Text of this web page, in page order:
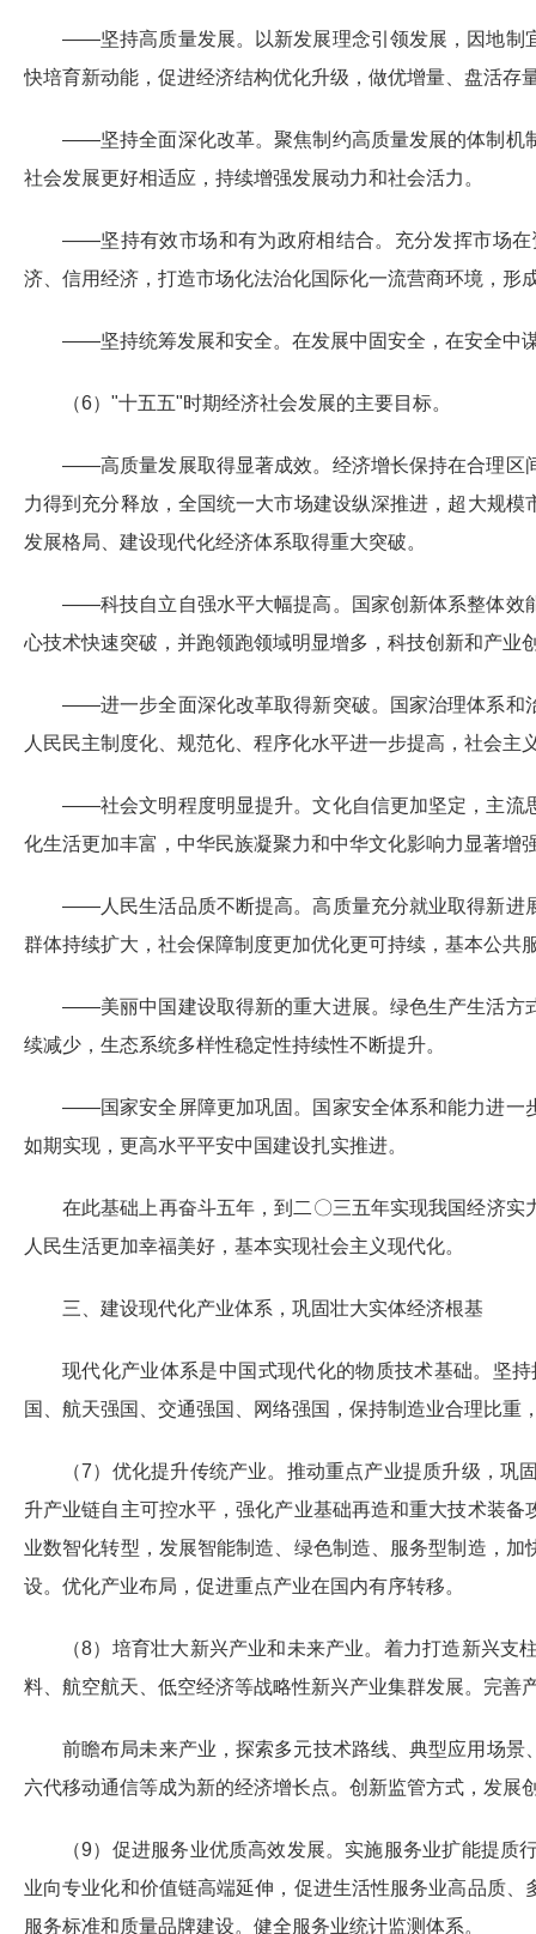
——坚持高质量发展。以新发展理念引领发展，因地制
快培育新动能，促进经济结构优化升级，做优增量、盘活存
——坚持全面深化改革。聚焦制约高质量发展的体制机
社会发展更好相适应，持续增强发展动力和社会活力。
——坚持有效市场和有为政府相结合。充分发挥市场在
济、信用经济，打造市场化法治化国际化一流营商环境，形
——坚持统筹发展和安全。在发展中固安全，在安全中
（6）"十五五"时期经济社会发展的主要目标。
——高质量发展取得显著成效。经济增长保持在合理区
力得到充分释放，全国统一大市场建设纵深推进，超大规
发展格局、建设现代化经济体系取得重大突破。
——科技自立自强水平大幅提高。国家创新体系整体效
心技术快速突破，并跑领跑领域明显增多，科技创新和产业
——进一步全面深化改革取得新突破。国家治理体系和
人民民主制度化、规范化、程序化水平进一步提高，社会主
——社会文明程度明显提升。文化自信更加坚定，主流
化生活更加丰富，中华民族凝聚力和中华文化影响力显著增
——人民生活品质不断提高。高质量充分就业取得新进
群体持续扩大，社会保障制度更加优化更可持续，基本公共
——美丽中国建设取得新的重大进展。绿色生产生活方
续减少，生态系统多样性稳定性持续性不断提升。
——国家安全屏障更加巩固。国家安全体系和能力进一
如期实现，更高水平平安中国建设扎实推进。
在此基础上再奋斗五年，到二〇三五年实现我国经济
人民生活更加幸福美好，基本实现社会主义现代化。
三、建设现代化产业体系，巩固壮大实体经济根基
现代化产业体系是中国式现代化的物质技术基础。坚
国、航天强国、交通强国、网络强国，保持制造业合理比重
（7）优化提升传统产业。推动重点产业提质升级，
升产业链自主可控水平，强化产业基础再造和重大技术装
业数智化转型，发展智能制造、绿色制造、服务型制造，
设。优化产业布局，促进重点产业在国内有序转移。
（8）培育壮大新兴产业和未来产业。着力打造新兴
料、航空航天、低空经济等战略性新兴产业集群发展。完
前瞻布局未来产业，探索多元技术路线、典型应用场
六代移动通信等成为新的经济增长点。创新监管方式，发
（9）促进服务业优质高效发展。实施服务业扩能提
业向专业化和价值链高端延伸，促进生活性服务业高品质
服务标准和质量品牌建设。健全服务业统计监测体系。